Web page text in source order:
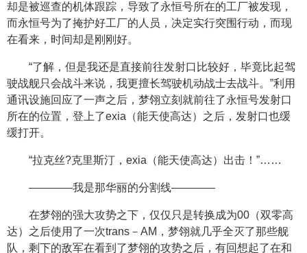
却是被巡查的机体跟踪，导致了永恒号所在的工厂被发现，
而永恒号为了掩护好工厂的人员，决定实行突围行动，而现
在看来，时间却是刚刚好。
“了解，但是我还是直接前往发射口比较好，毕竟比起驾
驶战舰只会战斗来说，我更擅长驾驶机动战士去战斗。”利用
通讯设施回应了一声之后，梦翎立刻就前往了永恒号发射口
所在的位置，登上了exia（能天使高达）之后，发射口也缓
缓打开。
“拉克丝?克里斯汀，exia（能天使高达）出击！”……
————我是那华丽的分割线————
在梦翎的强大攻势之下，仅仅只是转换成为00（双零高
达）之后使用了一次trans－AM，梦翎就几乎全灭了那些舰
队，剩下的敌军在看到了梦翎的攻势之后，有回想起了在和